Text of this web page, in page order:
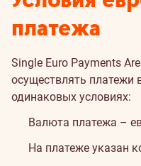
платежа
Single Euro Payments
осуществлять платежи
одинаковых условиях:
Валюта платежа –
На платеже указан